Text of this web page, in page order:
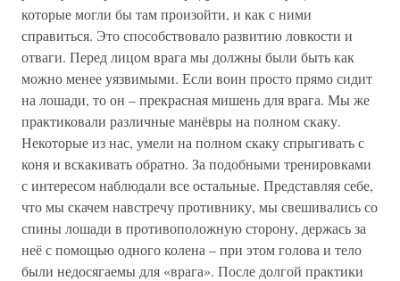
которые могли бы там произойти, и как с ними
справиться. Это способствовало развитию ловкости и
отваги. Перед лицом врага мы должны были быть как
можно менее уязвимыми. Если воин просто прямо сидит
на лошади, то он – прекрасная мишень для врага. Мы же
практиковали различные манёвры на полном скаку.
Некоторые из нас, умели на полном скаку спрыгивать с
коня и вскакивать обратно. За подобными тренировками
с интересом наблюдали все остальные. Представляя себе,
что мы скачем навстречу противнику, мы свешивались со
спины лошади в противоположную сторону, держась за
неё с помощью одного колена – при этом голова и тело
были недосягаемы для «врага». После долгой практики